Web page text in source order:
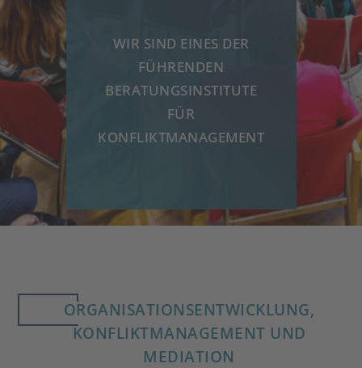
WIR SIND EINES DER
FÜHRENDEN
BERATUNGSINSTITUTE
FÜR
KONFLIKTMANAGEMENT
ORGANISATIONSENTWICKLUNG,
KONFLIKTMANAGEMENT UND
MEDIATION